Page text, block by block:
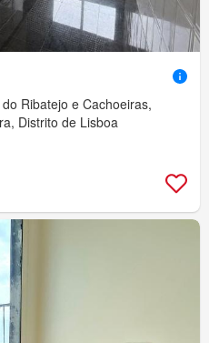
Ribatejo e Cachoeiras,
Distrito de Lisboa